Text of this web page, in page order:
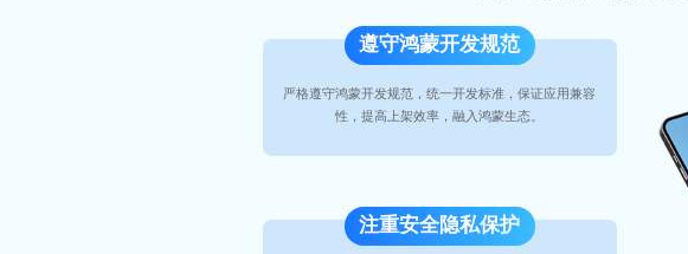
遵守鸿蒙开发规范
严格遵守鸿蒙开发规范，统一开发标准，保证应用兼容
性，提高上架效率，融入鸿蒙生态。
注重安全隐私保护